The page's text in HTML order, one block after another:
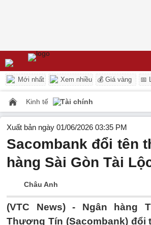
Mới nhất Xem nhiều 💰 Giá vàng 📅
Kinh tế Tài chính
Xuất bản ngày 01/06/2026 03:35 PM
Sacombank đổi tên
hàng Sài Gòn Tài
Châu Anh
(VTC News) - Ngân hàng
Thương Tín (Sacombank) đổi